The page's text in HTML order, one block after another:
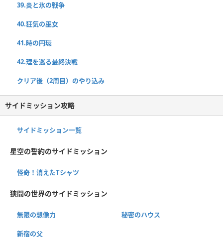
39.炎と氷の戦争
40.狂気の巫女
41.時の円環
42.理を巡る最終決戦
クリア後（2周目）のやり込み
サイドミッション攻略
サイドミッション一覧
星空の誓約のサイドミッション
怪奇！消えたTシャツ
狭間の世界のサイドミッション
無限の想像力 秘密のハウス
新宿の父